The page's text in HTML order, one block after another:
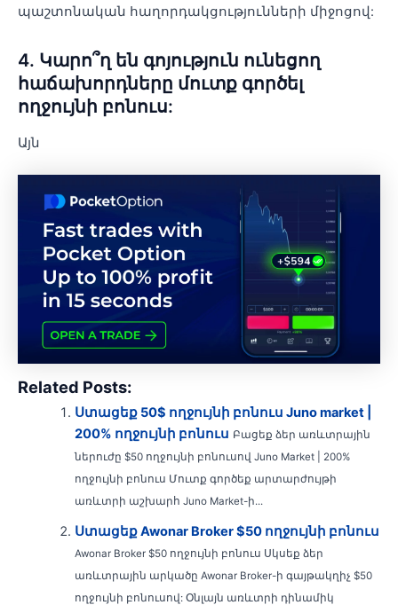
պաշտոնական հաղորդակցությունների միջոցով:
4. Կարո՞ղ են գոյություն ունեցող
հաճախորդները մուտք գործել
ողջույնի բոնուս:
Այն
Related Posts:
Ստացեք 50$ ողջույնի բոնուս Juno market |
200% ողջույնի բոնուս Բացեք ձեր առևտրային
ներուժը $50 ողջույնի բոնուսով Juno Market | 200%
ողջույնի բոնուս Մուտք գործեք արտարժույթի
առևտրի աշխարհ Juno Market-ի...
Ստացեք Awonar Broker $50 ողջույնի բոնուս
Awonar Broker $50 ողջույնի բոնուս Սկսեք ձեր
առևտրային արկածը Awonar Broker-ի գայթակղիչ $50
ողջույնի բոնուսով: Օնլայն առևտրի դինամիկ